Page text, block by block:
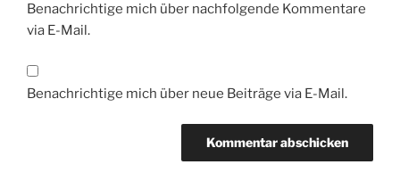
Benachrichtige mich über nachfolgende Kommentare
via E-Mail.
Benachrichtige mich über neue Beiträge via E-Mail.